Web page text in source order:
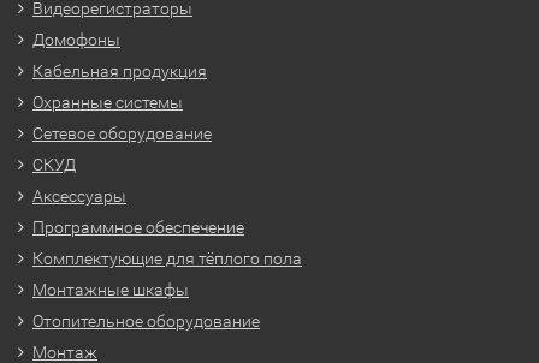
Видеорегистраторы
Домофоны
Кабельная продукция
Охранные системы
Сетевое оборудование
СКУД
Аксессуары
Программное обеспечение
Комплектующие для тёплого пола
Монтажные шкафы
Отопительное оборудование
Монтаж